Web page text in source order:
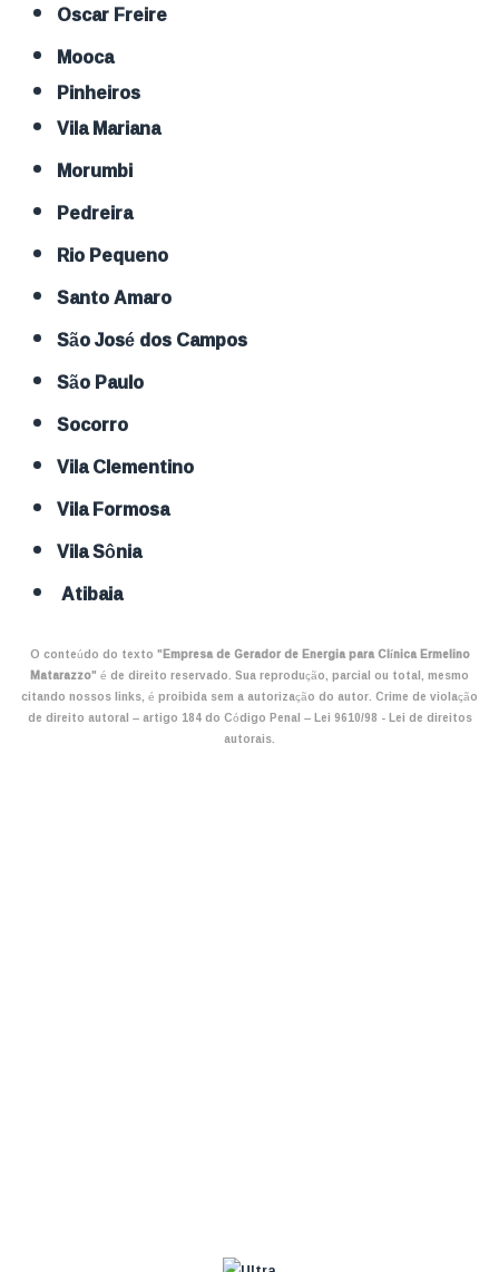
Oscar Freire
Mooca
Pinheiros
Vila Mariana
Morumbi
Pedreira
Rio Pequeno
Santo Amaro
São José dos Campos
São Paulo
Socorro
Vila Clementino
Vila Formosa
Vila Sônia
Atibaia
O conteúdo do texto "Empresa de Gerador de Energia para Clínica Ermelino
Matarazzo" é de direito reservado. Sua reprodução, parcial ou total, mesmo
citando nossos links, é proibida sem a autorização do autor. Crime de violação
de direito autoral – artigo 184 do Código Penal –Lei 9610/98 - Lei de direitos
autorais.